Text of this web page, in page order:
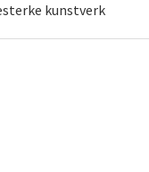
kunstverk